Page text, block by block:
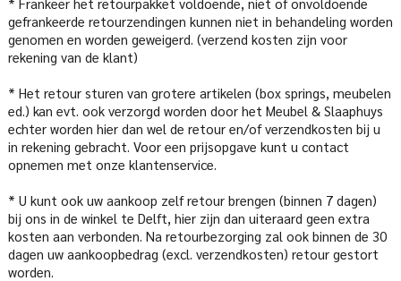
gefrankeerde retourzendingen kunnen niet in behandeling worden
genomen en worden geweigerd. (verzend kosten zijn voor
rekening van de klant)
* Het retour sturen van grotere artikelen (box springs, meubelen
ed.) kan evt. ook verzorgd worden door het Meubel & Slaaphuys
echter worden hier dan wel de retour en/of verzendkosten bij u
in rekening gebracht. Voor een prijsopgave kunt u contact
opnemen met onze klantenservice.
* U kunt ook uw aankoop zelf retour brengen (binnen 7 dagen)
bij ons in de winkel te Delft, hier zijn dan uiteraard geen extra
kosten aan verbonden. Na retourbezorging zal ook binnen de 30
dagen uw aankoopbedrag (excl. verzendkosten) retour gestort
worden.